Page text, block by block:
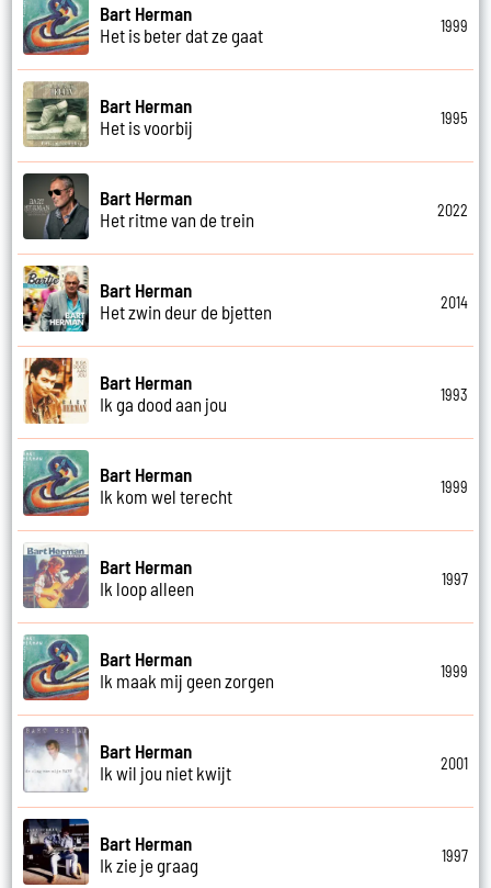
Bart Herman
Het is beter dat ze gaat
1999
Bart Herman
Het is voorbij
1995
Bart Herman
Het ritme van de trein
2022
Bart Herman
Het zwin deur de bjetten
2014
Bart Herman
Ik ga dood aan jou
1993
Bart Herman
Ik kom wel terecht
1999
Bart Herman
Ik loop alleen
1997
Bart Herman
Ik maak mij geen zorgen
1999
Bart Herman
Ik wil jou niet kwijt
2001
Bart Herman
Ik zie je graag
1997